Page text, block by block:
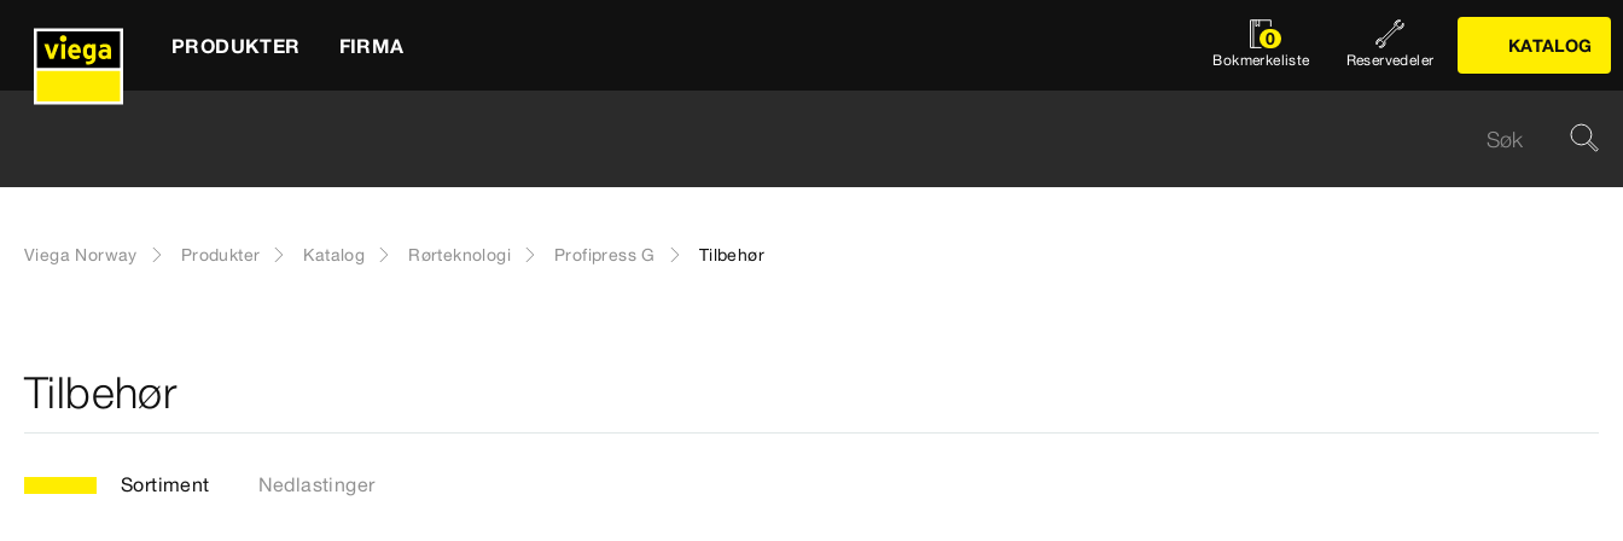
PRODUKTER FIRMA 0
Bokmerkeliste Reservedeler
KATALOG
Viega Norway Produkter Katalog Rørteknologi Profipress G Tilbehør
Tilbehør
Sortiment Nedlastinger